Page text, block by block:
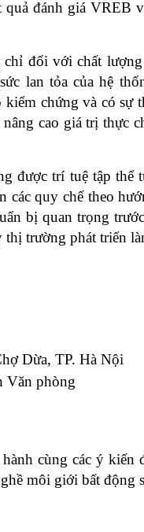
đánh giá VREB
đối với chất
lan tỏa của hệ
chứng và có sự
cao giá trị thực
trí tuệ tập thể
các quy chế theo
bị quan trọng
trường phát triển
Dừa, TP. Hà Nội
Văn phòng
cùng các ý kiến
môi giới bất động